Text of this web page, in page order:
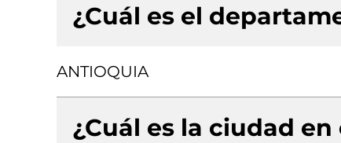
¿Cuál es el
ANTIOQUIA
¿Cuál es la ciudad